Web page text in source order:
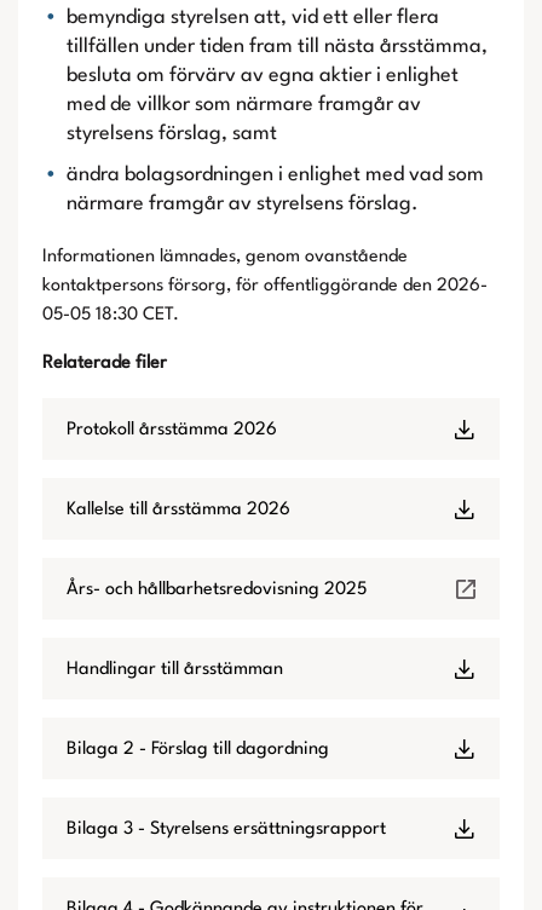
bemyndiga styrelsen att, vid ett eller flera
tillfällen under tiden fram till nästa årsstämma,
besluta om förvärv av egna aktier i enlighet
med de villkor som närmare framgår av
styrelsens förslag, samt
ändra bolagsordningen i enlighet med vad som
närmare framgår av styrelsens förslag.
Informationen lämnades, genom ovanstående
kontaktpersons försorg, för offentliggörande den 2026-
05-05 18:30 CET.
Relaterade filer
Protokoll årsstämma 2026
Kallelse till årsstämma 2026
Års- och hållbarhetsredovisning 2025
Handlingar till årsstämman
Bilaga 2 - Förslag till dagordning
Bilaga 3 - Styrelsens ersättningsrapport